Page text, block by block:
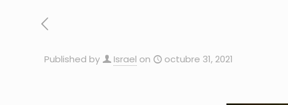
Published by Israel on octubre 31, 2021